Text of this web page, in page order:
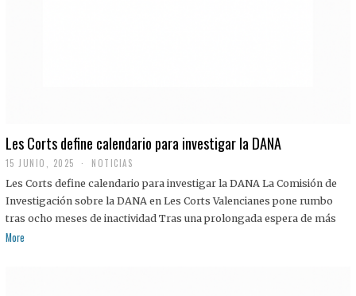
Les Corts define calendario para investigar la DANA
15 JUNIO, 2025 NOTICIAS
Les Corts define calendario para investigar la DANA La Comisión de
Investigación sobre la DANA en Les Corts Valencianes pone rumbo
tras ocho meses de inactividad Tras una prolongada espera de más
More